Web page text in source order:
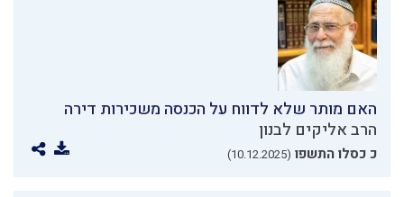
האם מותר שלא לדווח על הכנסה משכירות דירה
הרב אליקים לבנון
כ כסלו התשפו (10.12.2025)